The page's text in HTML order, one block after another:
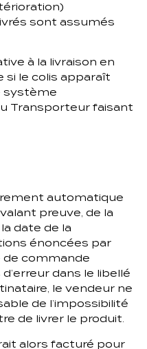
sont assumés
à la livraison en
si le colis apparaît
système
Transporteur faisant
automatique
preuve, de la
date de la
énoncées par
de commande
dans le libellé
le vendeur ne
de l’impossibilité
de livrer le produit.
alors facturé pour